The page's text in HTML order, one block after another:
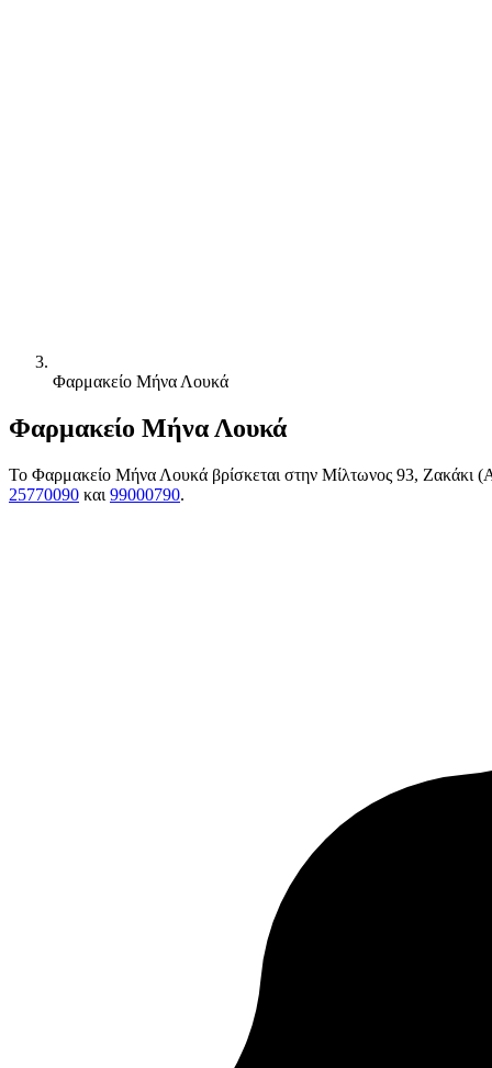
Φαρμακείο Μήνα Λουκά
Φαρμακείο Μήνα Λουκά
Το Φαρμακείο Μήνα Λουκά βρίσκεται στην Μίλτωνος 93, Ζακάκι
25770090 και 99000790.